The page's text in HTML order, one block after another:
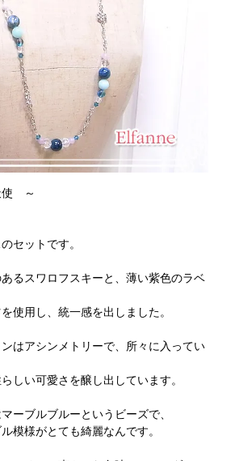
使 ～
セットです。
るスワロフスキーと、薄い紫色のラベ
使用し、統一感を出しました。
はアシンメトリーで、所々に入ってい
しい可愛さを醸し出しています。
ーブルブルーというビーズで、
模様がとても綺麗なんです。